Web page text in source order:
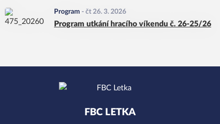
Program - čt 26. 3. 2026
Program utkání hracího víkendu č. 26-25/26
FBC LETKA